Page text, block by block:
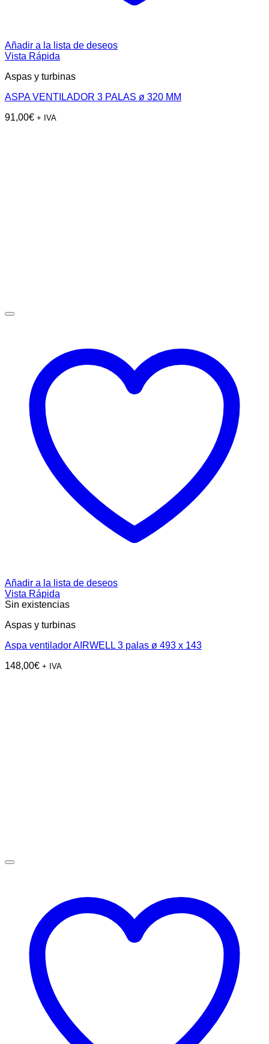
Añadir a la lista de deseos
Vista Rápida
Aspas y turbinas
ASPA VENTILADOR 3 PALAS ø 320 MM
91,00€ + IVA
Añadir a la lista de deseos
Vista Rápida
Sin existencias
Aspas y turbinas
Aspa ventilador AIRWELL 3 palas ø 493 x 143
148,00€ + IVA